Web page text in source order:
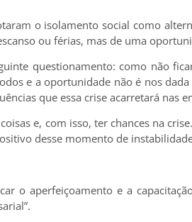
o isolamento social como
ou férias, mas de uma
questionamento: como não
e a oportunidade não é nos
que essa crise acarretará nas
e, com isso, ter chances na
desse momento de
o aperfeiçoamento e a